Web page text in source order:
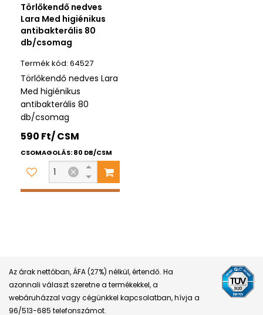
Törlőkendő nedves
Lara Med higiénikus
antibakterális 80
db/csomag
64527
Törlőkendő nedves Lara
Med higiénikus
antibakterális 80
db/csomag
590 Ft/ CSM
CSOMAGOLÁS: 80 DB/CSM
Az árak nettóban, ÁFA (27%) nélkül, értendő. Ha
azonnali választ szeretne a termékekkel, a
webáruházzal vagy cégünkkel kapcsolatban, hívja a
96/513-685 telefonszámot.